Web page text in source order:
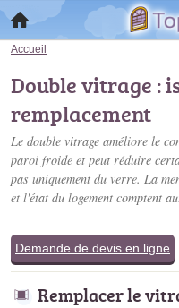
Accueil
Double vitrage :
remplacement
Le double vitrage améliore le
paroi froide et peut réduire
pas uniquement du verre. La
et l'état du logement comptent
Demande de devis en ligne
Remplacer le